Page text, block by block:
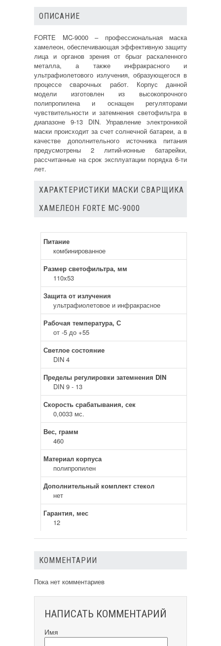
ОПИСАНИЕ
FORTE MC-9000 – профессиональная маска
хамелеон, обеспечивающая эффективную защиту
лица и органов зрения от брызг раскаленного
металла, а также инфракрасного и
ультрафиолетового излучения, образующегося в
процессе сварочных работ. Корпус данной
модели изготовлен из высокопрочного
полипропилена и оснащен регуляторами
чувствительности и затемнения светофильтра в
диапазоне 9-13 DIN. Управление электроникой
маски происходит за счет солнечной батареи, а в
качестве дополнительного источника питания
предусмотрены 2 литий-ионные батарейки,
рассчитанные на срок эксплуатации порядка 6-ти
лет.
ХАРАКТЕРИСТИКИ МАСКИ СВАРЩИКА
ХАМЕЛЕОН FORTE MC-9000
Питание
комбинированное
Размер светофильтра, мм
110х53
Защита от излучения
ультрафиолетовое и инфракрасное
Рабочая температура, С
от -5 до +55
Светлое состояние
DIN 4
Пределы регулировки затемнения DIN
DIN 9 - 13
Скорость срабатывания, сек
0,0033 мс.
Вес, грамм
460
Материал корпуса
полипропилен
Дополнительный комплект стекол
нет
Гарантия, мес
12
КОММЕНТАРИИ
Пока нет комментариев
НАПИСАТЬ КОММЕНТАРИЙ
Имя